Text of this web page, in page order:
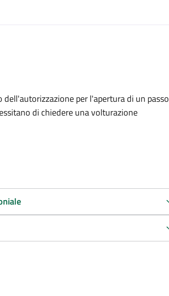
per l'apertura di un passo
di chiedere una volturazione